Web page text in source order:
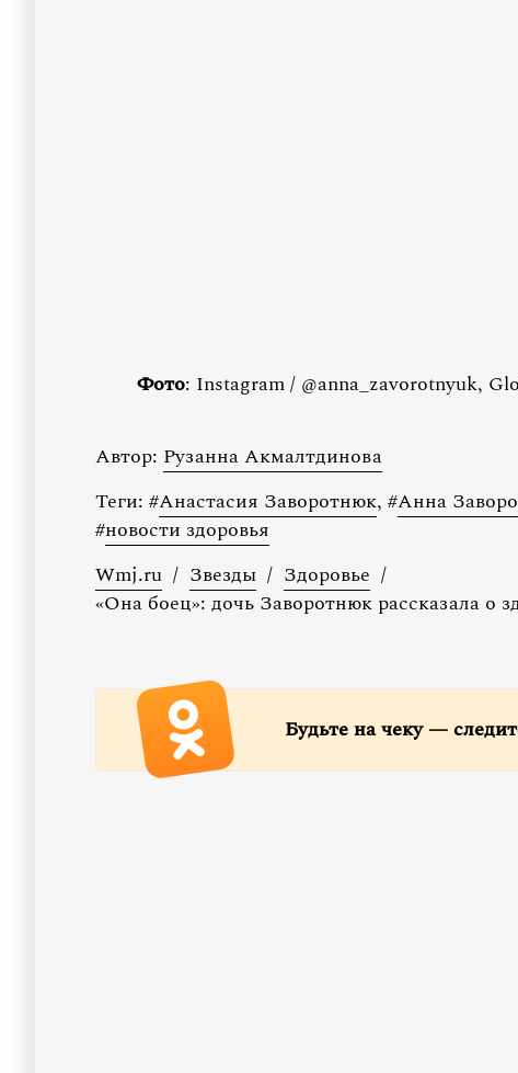
Фото: Instagram / @anna_zavorotnyuk,
Автор: Рузанна Акмалтдинова
Теги: #Анастасия Заворотнюк, #Анна
#новости здоровья
Wmj.ru / Звезды / Здоровье /
«Она боец»: дочь Заворотнюк рассказала о
Будьте на чеку —